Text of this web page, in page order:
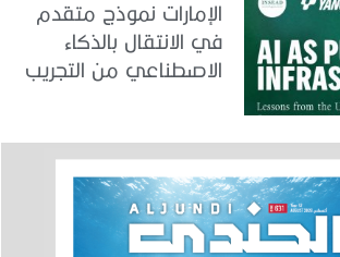
الإمارات نموذج متقدم
في الانتقال بالذكاء
الاصطناعي من التجريب